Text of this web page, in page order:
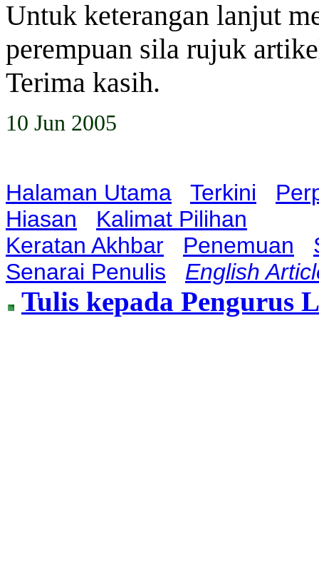
Untuk keterangan lanjut
perempuan sila rujuk
Terima kasih.
10 Jun 2005
Halaman Utama Terkini
Hiasan
Kalimat Pilihan
Keratan Akhbar
Penemuan
Senarai Penulis
English
Tulis kepada Pengurus